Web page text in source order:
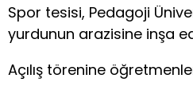
Spor tesisi, Pedagoji
yurdunun arazisine inşa
Açılış törenine